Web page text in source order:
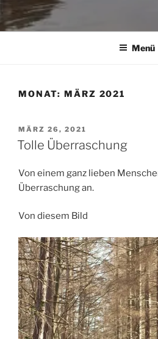
Menü
MONAT: MÄRZ 2021
VERÖFFENTLICHT
AM
MÄRZ 26, 2021
Tolle Überraschung
Von einem ganz lieben
Überraschung an.
Von diesem Bild